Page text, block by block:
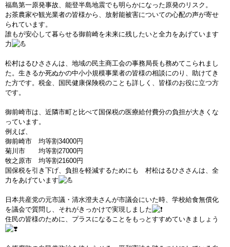
福島第一原発事故、能登半島地震でも明らかになった原発のリスク。
お茶農家や観光業者の皆様から、放射能被害についての心配の声が寄せ
られています。
誰もが安心して暮らせる御前崎を未来に残したいと全力をあげています
力
松村はるひささんは、地域の民主商工会の事務局長も務めてこられまし
た。生きるか死ぬかの中小小規模事業者の皆様の相談にのり、助けてき
た方です。税金、国民健康保険税のことも詳しく、皆様のお役に立つ方
です。
御前崎市は、近隣市町と比べて国保税の医療給付費分の負担が大きくな
っています。
例えば、
御前崎市 均等割34000円
菊川市 均等割27000円
牧之原市 均等割21600円
国保税を引き下げ、負担を軽減するためにも 村松はるひささんは、全
力をあげています
日本共産党の元市議・清水澄夫さんが市議会にいた時、学校給食無償化
を議会で質問し、それがきっかけで実現しました
住民の皆様のために、プラスになることをもっとすすめていきましょう